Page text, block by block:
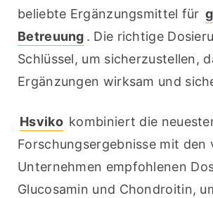
beliebte Ergänzungsmittel für
Betreuung . Die richtige
Schlüssel, um sicherzustellen,
Ergänzungen wirksam und
Hsviko kombiniert die
Forschungsergebnisse mit den
Unternehmen empfohlenen
Glucosamin und Chondroitin,